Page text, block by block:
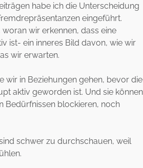
habe ich die Unterscheidung
eingeführt.
wir erkennen, dass eine
ist- ein inneres Bild davon, wie wir
wir erwarten.
wir in Beziehungen gehen, bevor die
aktiv geworden ist. Und sie können
Bedürfnissen blockieren, noch
schwer zu durchschauen, weil